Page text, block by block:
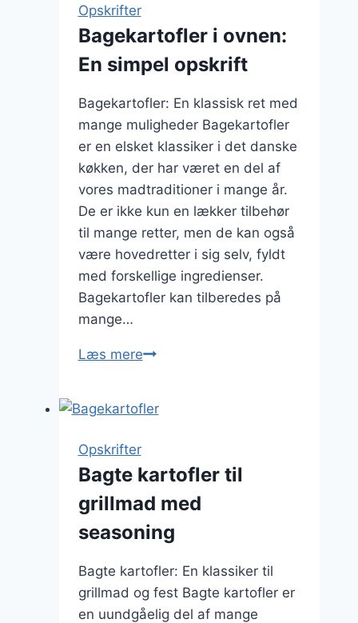
farve
Opskrifter
Bagekartofler i ovnen:
En simpel opskrift
Bagekartofler: En klassisk ret med
mange muligheder Bagekartofler
er en elsket klassiker i det danske
køkken, der har været en del af
vores madtraditioner i mange år.
De er ikke kun en lækker tilbehør
til mange retter, men de kan også
være hovedretter i sig selv, fyldt
med forskellige ingredienser.
Bagekartofler kan tilberedes på
mange…
Læs mereBagekartofler
En
Opskrifter
Bagte kartofler til
grillmad med
seasoning
Bagte kartofler: En klassiker til
grillmad og fest Bagte kartofler er
en uundgåelig del af mange